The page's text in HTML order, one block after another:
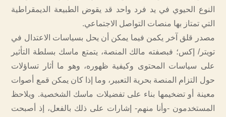
النوع الحيوي في يد فرد واحد قد يقوض الطبيعة الديمقراطية
التي تمتاز بها منصات التواصل الاجتماعي.
مصدر قلق آخر يكمن فيما يمكن أن يحل بسياسات الاعتدال في
تويتر/ إكس؛ فبصفته مالك المنصة، يتمتع ماسك بسلطة التأثير
على سياسات المحتوى وكيفية ظهوره، وهو ما أثار تساؤلات
حول التزام المنصة بحرية التعبير، وما إذا كان يمكن قمع أصوات
معينة أو تضخيمها بناء على تفضيلات ماسك الشخصية. ويلاحظ
المستخدمون -وأنا منهم- إشارات على ذلك بالفعل، إذ أصبحت